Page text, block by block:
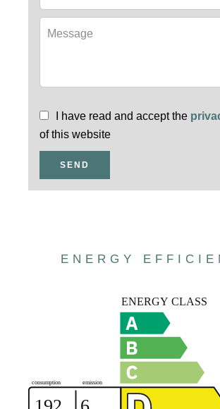
I have read and accept the
of this website
SEND
ENERGY